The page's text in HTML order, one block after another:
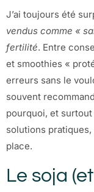
J’ai toujours été
vendus comme «
fertilité. Entre
et smoothies «
erreurs sans le
souvent
pourquoi, et surtout
solutions
place.
Le soja